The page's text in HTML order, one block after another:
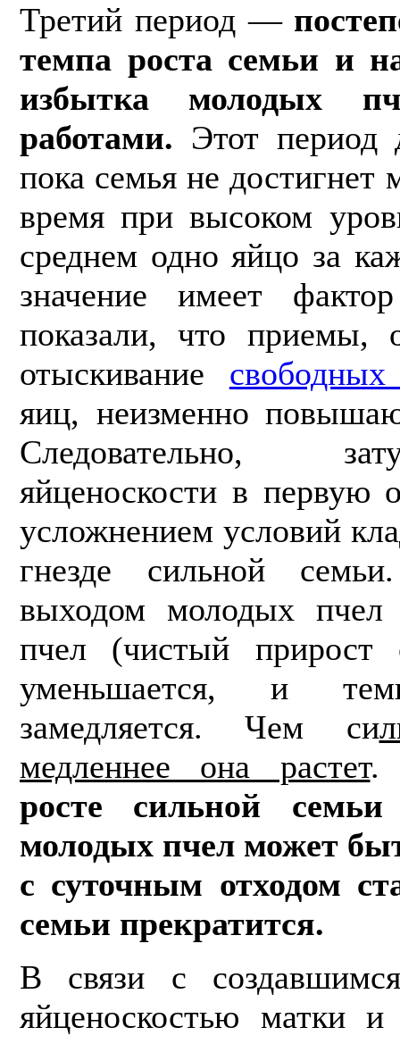
Третий период —
темпа роста семьи и
избытка молодых
работами. Этот период
пока семья не
время при высоком
среднем одно яйцо за
значение имеет
показали, что приемы,
отыскивание свободных
яиц, неизменно
Следовательно,
яйценоскости в первую
усложнением условий
гнезде сильной
выходом молодых
пчел (чистый прирост
уменьшается, и
замедляется. Чем си
медленнее она растет
росте сильной
молодых пчел может
с суточным отходом
семьи прекратится.
В связи с
яйценоскостью матки и